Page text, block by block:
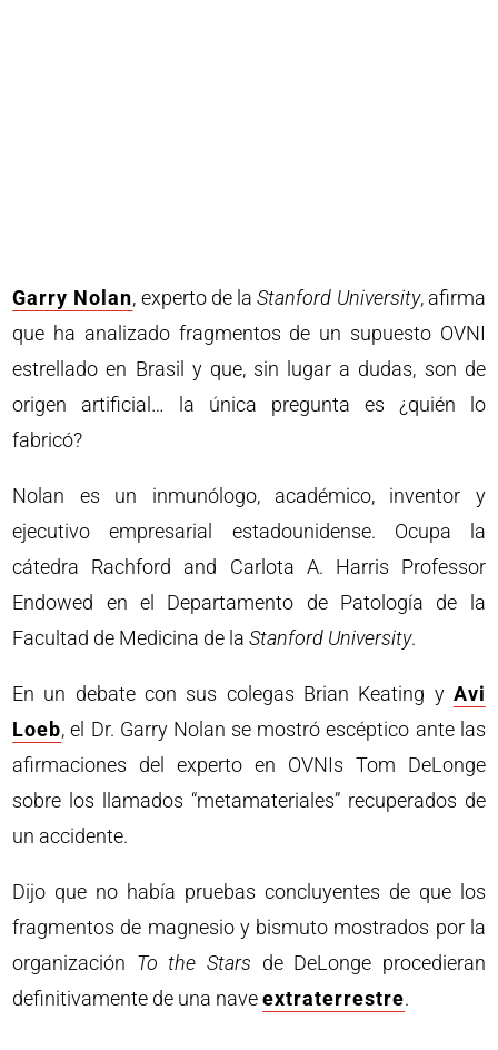
Garry Nolan, experto de laStanford University, afirma
que ha analizado fragmentos de un supuesto OVNI
estrellado en Brasil y que, sin lugar a dudas, son de
origen artificial… la única pregunta es ¿quién lo
fabricó?
Nolan es un inmunólogo, académico, inventor y
ejecutivo empresarial estadounidense. Ocupa la
cátedra Rachford and Carlota A. Harris Professor
Endowed en el Departamento de Patología de la
Facultad de Medicina de laStanford University.
En un debate con sus colegas Brian Keating y Avi
Loeb, el Dr. Garry Nolan se mostró escéptico ante las
afirmaciones del experto en OVNIs Tom DeLonge
sobre los llamados “metamateriales” recuperados de
un accidente.
Dijo que no había pruebas concluyentes de que los
fragmentos de magnesio y bismuto mostrados por la
organización To the Stars de DeLonge procedieran
definitivamente de una naveextraterrestre.